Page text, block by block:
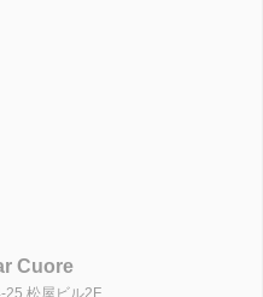
Cuore
25 松屋ビル2F